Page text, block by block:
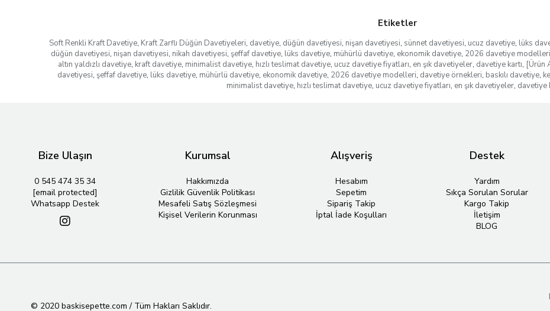
Etiketler
Soft Renkli Kraft Davetiye, Kraft Zarflı Düğün Davetiyeleri, davetiye, düğün davetiyesi, nişan davetiyesi, sünnet davetiyesi, ucuz davetiye, lüks
düğün davetiyesi, nişan davetiyesi, nikah davetiyesi, şeffaf davetiye, lüks davetiye, mühürlü davetiye, ekonomik davetiye, 2026 davetiye modelleri
altın yaldızlı davetiye, kraft davetiye, minimalist davetiye, hızlı teslimat davetiye, ucuz davetiye fiyatları, en şık davetiyeler, davetiye kartı, [Ürün
davetiyesi, şeffaf davetiye, lüks davetiye, mühürlü davetiye, ekonomik davetiye, 2026 davetiye modelleri, davetiye örnekleri, baskılı davetiye,
minimalist davetiye, hızlı teslimat davetiye, ucuz davetiye fiyatları, en şık davetiyeler, davetiye
Bize Ulaşın
0 545 474 35 34
[email protected]
Whatsapp Destek
Kurumsal
Hakkımızda
Gizlilik Güvenlik Politikası
Mesafeli Satış Sözleşmesi
Kişisel Verilerin Korunması
Alışveriş
Hesabım
Sepetim
Sipariş Takip
İptal İade Koşulları
Destek
Yardım
Sıkça Sorulan Sorular
Kargo Takip
İletişim
BLOG
© 2020 baskisepette.com / Tüm Hakları Saklıdır.